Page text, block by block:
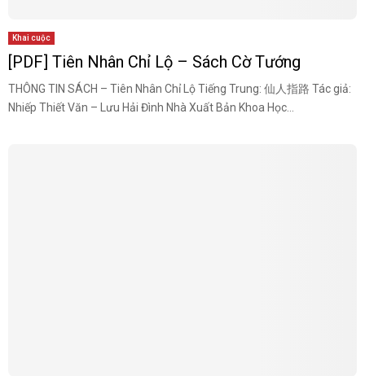
Khai cuộc
[PDF] Tiên Nhân Chỉ Lộ – Sách Cờ Tướng
THÔNG TIN SÁCH – Tiên Nhân Chỉ Lộ Tiếng Trung: 仙人指路 Tác giả:
Nhiếp Thiết Văn – Lưu Hải Đình Nhà Xuất Bản Khoa Học...